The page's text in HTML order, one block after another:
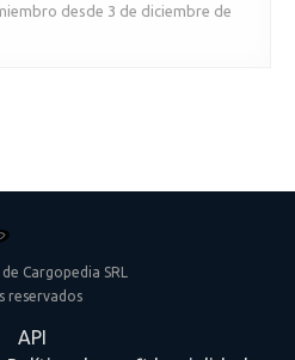
desde 3 de diciembre de
Cargopedia SRL
reservados
API